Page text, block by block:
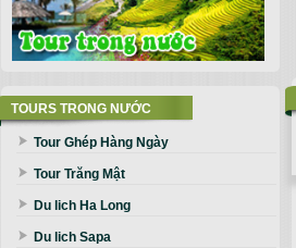
TOURS TRONG NƯỚC
Tour Ghép Hàng Ngày
Tour Trăng Mật
Du lich Ha Long
Du lich Sapa